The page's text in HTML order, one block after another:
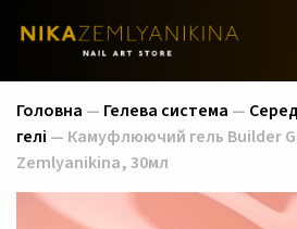
Головна — Гелева система —
гелі — Камуфлюючий гель Builder
Zemlyanikina, 30мл